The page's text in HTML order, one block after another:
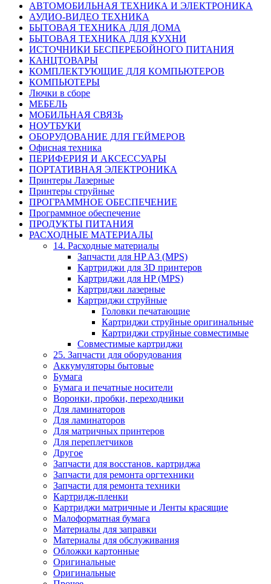
АВТОМОБИЛЬНАЯ ТЕХНИКА И ЭЛЕКТРОНИКА
АУДИО-ВИДЕО ТЕХНИКА
БЫТОВАЯ ТЕХНИКА ДЛЯ ДОМА
БЫТОВАЯ ТЕХНИКА ДЛЯ КУХНИ
ИСТОЧНИКИ БЕСПЕРЕБОЙНОГО ПИТАНИЯ
КАНЦТОВАРЫ
КОМПЛЕКТУЮЩИЕ ДЛЯ КОМПЬЮТЕРОВ
КОМПЬЮТЕРЫ
Лючки в сборе
МЕБЕЛЬ
МОБИЛЬНАЯ СВЯЗЬ
НОУТБУКИ
ОБОРУДОВАНИЕ ДЛЯ ГЕЙМЕРОВ
Офисная техника
ПЕРИФЕРИЯ И АКСЕССУАРЫ
ПОРТАТИВНАЯ ЭЛЕКТРОНИКА
Принтеры Лазерные
Принтеры струйные
ПРОГРАММНОЕ ОБЕСПЕЧЕНИЕ
Программное обеспечение
ПРОДУКТЫ ПИТАНИЯ
РАСХОДНЫЕ МАТЕРИАЛЫ
14. Расходные материалы
Запчасти для HP A3 (MPS)
Картриджи для 3D принтеров
Картриджи для HP (MPS)
Картриджи лазерные
Картриджи струйные
Головки печатающие
Картриджи струйные оригинальные
Картриджи струйные совместимые
Совместимые картриджи
25. Запчасти для оборудования
Аккумуляторы бытовые
Бумага
Бумага и печатные носители
Воронки, пробки, переходники
Для ламинаторов
Для ламинаторов
Для матричных принтеров
Для переплетчиков
Другое
Запчасти для восстанов. картриджа
Запчасти для ремонта оргтехники
Запчасти для ремонта техники
Картридж-пленки
Картриджи матричные и Ленты красящие
Малоформатная бумага
Материалы для заправки
Материалы для обслуживания
Обложки картонные
Оригинальные
Оригинальные